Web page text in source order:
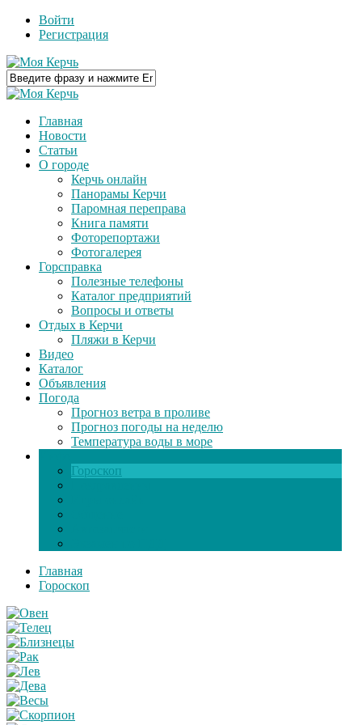
Войти
Регистрация
Главная
Новости
Статьи
О городе
Керчь онлайн
Панорамы Керчи
Паромная переправа
Книга памяти
Фоторепортажи
Фотогалерея
Горсправка
Полезные телефоны
Каталог предприятий
Вопросы и ответы
Отдых в Керчи
Пляжи в Керчи
Видео
Каталог
Объявления
Погода
Прогноз ветра в проливе
Прогноз погоды на неделю
Температура воды в море
Гороскоп
Главная
Гороскоп